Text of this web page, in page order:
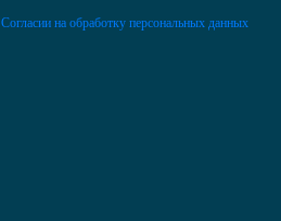
Согласии на обработку персональных данных